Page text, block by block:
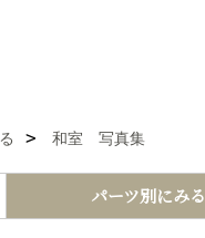
和室 写真集
パーツ別にみる